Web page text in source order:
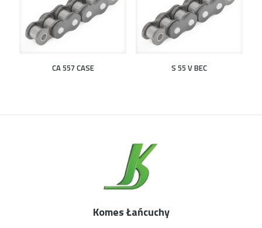
CA 557 CASE S 55 V BEC
Komes Łańcuchy